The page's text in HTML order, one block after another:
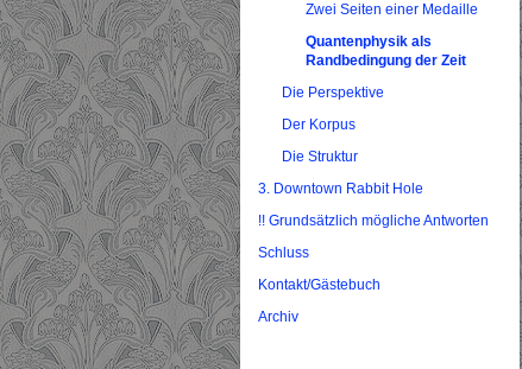
Zwei Seiten einer Medaille
Quantenphysik als
Randbedingung der Zeit
Die Perspektive
Der Korpus
Die Struktur
3. Downtown Rabbit Hole
!! Grundsätzlich mögliche Antworten
Schluss
Kontakt/Gästebuch
Archiv